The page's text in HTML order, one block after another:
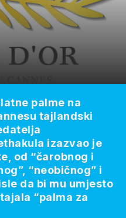
palme na
tajlandski
izazvao je
od “čarobnog i
“neobičnog” i
da bi mu umjesto
“palma za